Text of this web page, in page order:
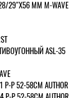
29"Х56 ММ M-WAVE
ASL-35
Р 52-58СМ AUTHOR